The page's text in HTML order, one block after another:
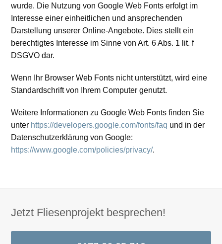
wurde. Die Nutzung von Google Web Fonts erfolgt im
Interesse einer einheitlichen und ansprechenden
Darstellung unserer Online-Angebote. Dies stellt ein
berechtigtes Interesse im Sinne von Art. 6 Abs. 1 lit. f
DSGVO dar.
Wenn Ihr Browser Web Fonts nicht unterstützt, wird eine
Standardschrift von Ihrem Computer genutzt.
Weitere Informationen zu Google Web Fonts finden Sie
unter https://developers.google.com/fonts/faq und in der
Datenschutzerklärung von Google:
https://www.google.com/policies/privacy/.
Jetzt Fliesenprojekt besprechen!